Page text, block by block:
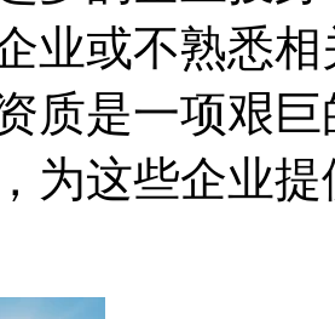
业或不熟悉
质是一项艰
为这些企业